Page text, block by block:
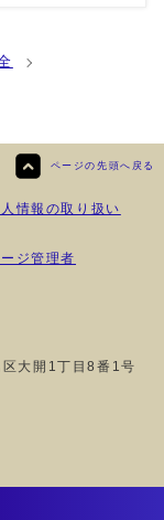
ページの先頭へ戻る
情報の取り扱い
ジ管理者
大開1丁目8番1号